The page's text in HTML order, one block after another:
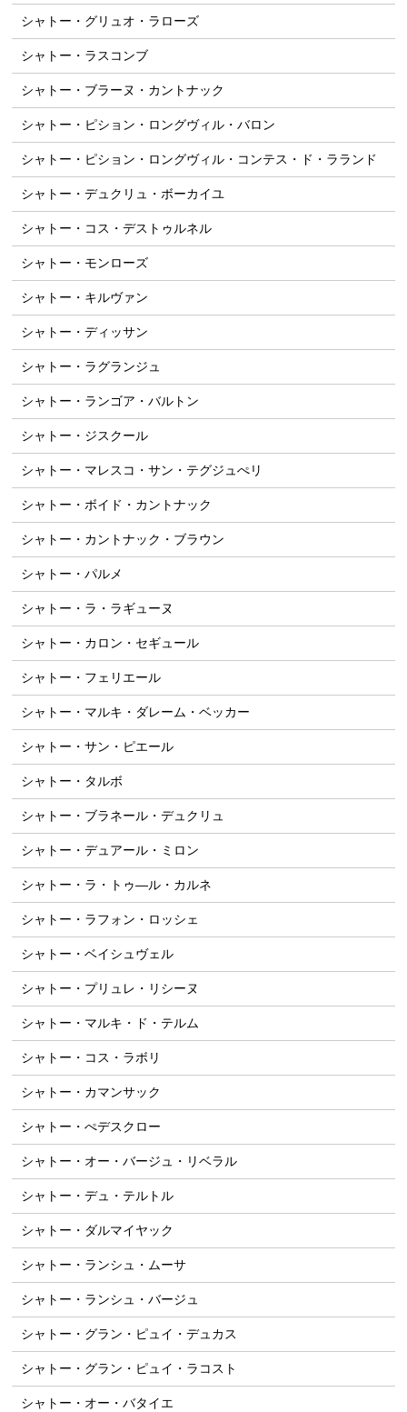
シャトー・グリュオ・ラローズ
シャトー・ラスコンブ
シャトー・ブラーヌ・カントナック
シャトー・ピション・ロングヴィル・バロン
シャトー・ピション・ロングヴィル・コンテス・ド・ラランド
シャトー・デュクリュ・ボーカイユ
シャトー・コス・デストゥルネル
シャトー・モンローズ
シャトー・キルヴァン
シャトー・ディッサン
シャトー・ラグランジュ
シャトー・ランゴア・バルトン
シャトー・ジスクール
シャトー・マレスコ・サン・テグジュぺリ
シャトー・ボイド・カントナック
シャトー・カントナック・ブラウン
シャトー・パルメ
シャトー・ラ・ラギューヌ
シャトー・カロン・セギュール
シャトー・フェリエール
シャトー・マルキ・ダレーム・ベッカー
シャトー・サン・ピエール
シャトー・タルボ
シャトー・ブラネール・デュクリュ
シャトー・デュアール・ミロン
シャトー・ラ・トゥ―ル・カルネ
シャトー・ラフォン・ロッシェ
シャトー・ベイシュヴェル
シャトー・プリュレ・リシーヌ
シャトー・マルキ・ド・テルム
シャトー・コス・ラボリ
シャトー・カマンサック
シャトー・ぺデスクロー
シャトー・オー・バージュ・リベラル
シャトー・デュ・テルトル
シャトー・ダルマイヤック
シャトー・ランシュ・ムーサ
シャトー・ランシュ・バージュ
シャトー・グラン・ピュイ・デュカス
シャトー・グラン・ピュイ・ラコスト
シャトー・オー・バタイエ